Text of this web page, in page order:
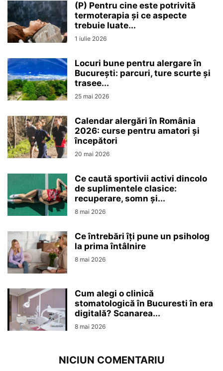
(P) Pentru cine este potrivită
termoterapia și ce aspecte
trebuie luate...
1 iulie 2026
Locuri bune pentru alergare în
București: parcuri, ture scurte și
trasee...
25 mai 2026
Calendar alergări în România
2026: curse pentru amatori și
începători
20 mai 2026
Ce caută sportivii activi dincolo
de suplimentele clasice:
recuperare, somn și...
8 mai 2026
Ce întrebări îți pune un psiholog
la prima întâlnire
8 mai 2026
Cum alegi o clinică
stomatologică în Bucuresti în era
digitală? Scanarea...
8 mai 2026
NICIUN COMENTARIU